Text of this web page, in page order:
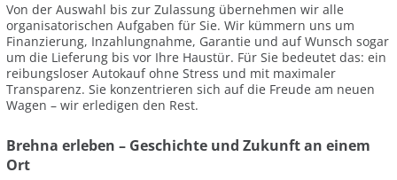
Von der Auswahl bis zur Zulassung übernehmen wir alle
organisatorischen Aufgaben für Sie. Wir kümmern uns um
Finanzierung, Inzahlungnahme, Garantie und auf Wunsch sogar
um die Lieferung bis vor Ihre Haustür. Für Sie bedeutet das: ein
reibungsloser Autokauf ohne Stress und mit maximaler
Transparenz. Sie konzentrieren sich auf die Freude am neuen
Wagen – wir erledigen den Rest.
Brehna erleben – Geschichte und Zukunft an einem
Ort